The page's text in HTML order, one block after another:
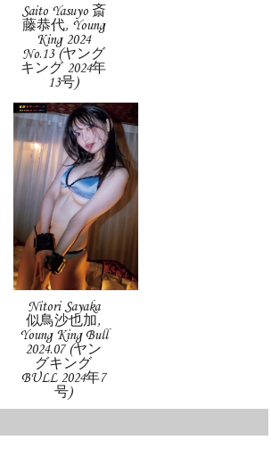
Saito Yasuyo 斎
藤恭代, Young
King 2024
No.13 (ヤング
キング 2024年
13号)
Nitori Sayaka
似鳥沙也加,
Young King Bull
2024.07 (ヤン
グキング
BULL 2024年7
号)